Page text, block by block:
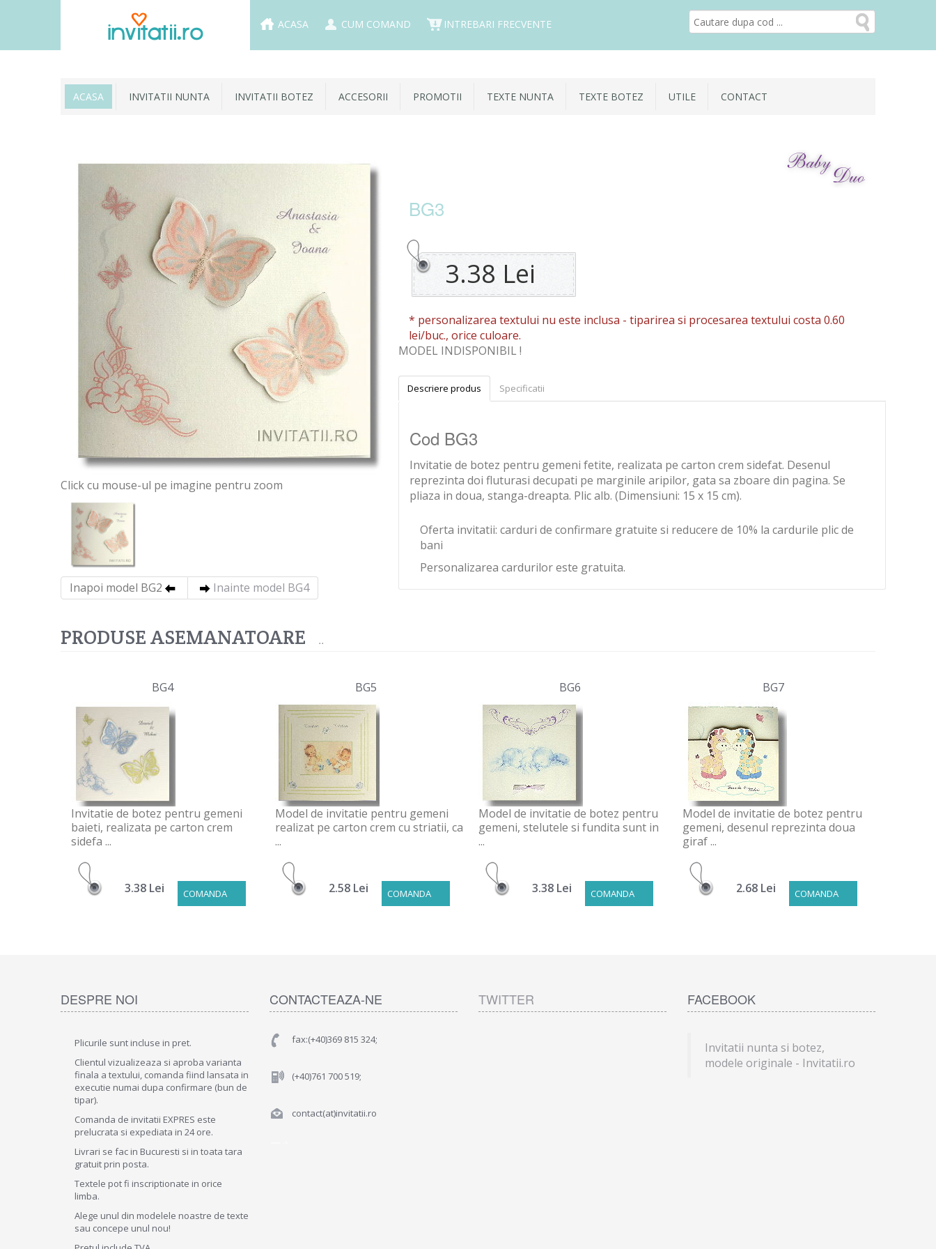
ACASA CUM COMAND INTREBARI FRECVENTE
ACASA INVITATII NUNTA INVITATII BOTEZ ACCESORII PROMOTII TEXTE NUNTA TEXTE BOTEZ UTILE CONTACT
Click cu mouse-ul pe imagine pentru zoom
Inapoi model BG2 Inainte model BG4
BG3
3.38 Lei
* personalizarea textului nu este inclusa - tiparirea si procesarea textului costa 0.60
lei/buc., orice culoare.
MODEL INDISPONIBIL !
Descriere produs Specificatii
Cod BG3
Invitatie de botez pentru gemeni fetite, realizata pe carton crem sidefat. Desenul
reprezinta doi fluturasi decupati pe marginile aripilor, gata sa zboare din pagina. Se
pliaza in doua, stanga-dreapta. Plic alb. (Dimensiuni: 15 x 15 cm).
Oferta invitatii: carduri de confirmare gratuite si reducere de 10% la cardurile plic de
bani
Personalizarea cardurilor este gratuita.
PRODUSE ASEMANATOARE ..
BG4
Invitatie de botez pentru gemeni
baieti, realizata pe carton crem
sidefa ...
COMANDA
3.38 Lei
BG5
Model de invitatie pentru gemeni
realizat pe carton crem cu striatii, ca
...
COMANDA
2.58 Lei
BG6
Model de invitatie de botez pentru
gemeni, stelutele si fundita sunt in
...
COMANDA
3.38 Lei
BG7
Model de invitatie de botez pentru
gemeni, desenul reprezinta doua
giraf ...
COMANDA
2.68 Lei
DESPRE NOI
Plicurile sunt incluse in pret.
Clientul vizualizeaza si aproba varianta
finala a textului, comanda fiind lansata in
executie numai dupa confirmare (bun de
tipar).
Comanda de invitatii EXPRES este
prelucrata si expediata in 24 ore.
Livrari se fac in Bucuresti si in toata tara
gratuit prin posta.
Textele pot fi inscriptionate in orice
limba.
Alege unul din modelele noastre de texte
sau concepe unul nou!
CONTACTEAZA-NE
fax:(+40)369 815 324;
(+40)761 700 519;
contact(at)invitatii.ro
TWITTER FACEBOOK
Invitatii nunta si botez,
modele originale - Invitatii.ro